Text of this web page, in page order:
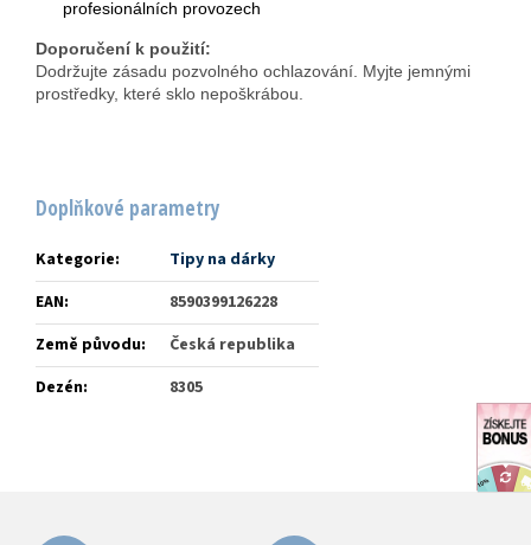
profesionálních provozech
Doporučení k použití:
Dodržujte zásadu pozvolného ochlazování. Myjte jemnými
prostředky, které sklo nepoškrábou.
Doplňkové parametry
Kategorie:
Tipy na dárky
EAN:
8590399126228
Země původu:
Česká republika
Dezén: 8305